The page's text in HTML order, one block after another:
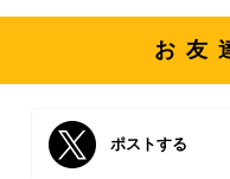
お友
ポストする